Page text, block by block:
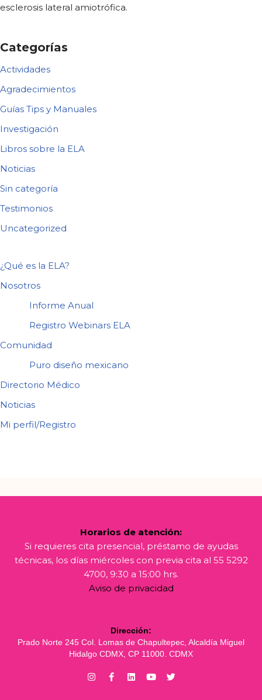
esclerosis lateral amiotrófica.
Categorías
Actividades
Agradecimientos
Guías Tips y Manuales
Investigación
Libros sobre la ELA
Noticias
Sin categoría
Testimonios
Uncategorized
¿Qué es la ELA?
Nosotros
Informe Anual
Registro Webinars ELA
Comunidad
Puro diseño mexicano
Directorio Médico
Noticias
Mi perfil/Registro
Horarios de atención:
Si requieres cita presencial, préstamo de ayudas
técnicas, los días miércoles con previa cita al 55 5292
4700, 9:30 a 15:00 hrs.
Aviso de privacidad
Dirección:
Prado Norte 245 Col. Lomas de Chapultepec, Alcaldía Miguel
Hidalgo CDMX, CP 11000. CDMX